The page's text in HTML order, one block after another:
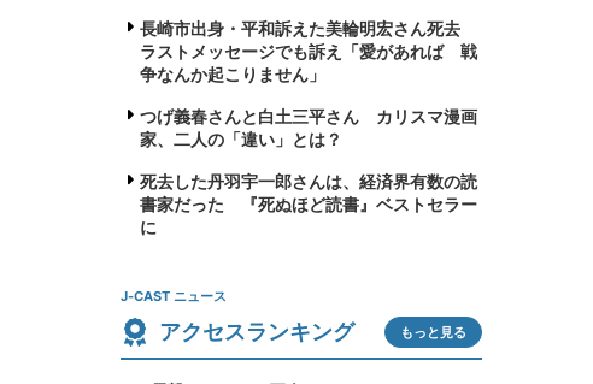
長崎市出身・平和訴えた美輪明宏さん死去
ラストメッセージでも訴え「愛があれば 戦
争なんか起こりません」
つげ義春さんと白土三平さん カリスマ漫画
家、二人の「違い」とは？
死去した丹羽宇一郎さんは、経済界有数の読
書家だった 『死ぬほど読書』ベストセラー
に
J-CAST ニュース
アクセスランキング もっと見る